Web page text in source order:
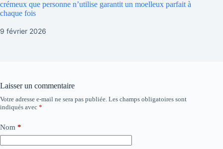
crémeux que personne n’utilise garantit un moelleux parfait à
chaque fois
9 février 2026
Laisser un commentaire
Votre adresse e-mail ne sera pas publiée. Les champs obligatoires sont
indiqués avec *
Nom *